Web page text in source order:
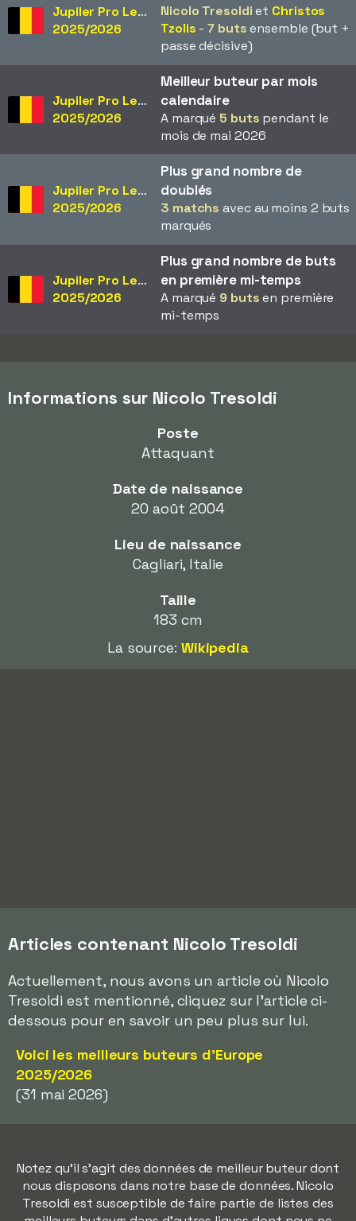
Jupiler Pro League
2025/2026
Nicolo Tresoldiet Christos
Tzolis -7 butsensemble (but +
passe décisive)
Jupiler Pro League
2025/2026
Meilleur buteur par mois
calendaire
A marqué 5 buts pendant le
mois de mai 2026
Jupiler Pro League
2025/2026
Plus grand nombre de
doublés
3 matchs avec au moins 2 buts
marqués
Jupiler Pro League
2025/2026
Plus grand nombre de buts
en première mi-temps
A marqué 9 butsen première
mi-temps
Informations sur Nicolo Tresoldi
Poste
Attaquant
Date de naissance
20 août 2004
Lieu de naissance
Cagliari, Italie
Taille
183 cm
La source: Wikipedia
Articles contenant Nicolo Tresoldi
Actuellement, nous avons un article où Nicolo
Tresoldi est mentionné, cliquez sur l'article ci-
dessous pour en savoir un peu plus sur lui.
Voici les meilleurs buteurs d'Europe
2025/2026
(31 mai 2026)
Notez qu'il s'agit des données de meilleur buteur dont
nous disposons dans notre base de données. Nicolo
Tresoldi est susceptible de faire partie de listes des